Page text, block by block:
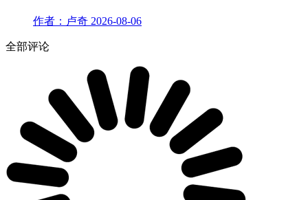
作者：卢奇 2026-08-06
全部评论